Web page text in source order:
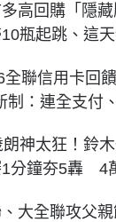
高回購「隱
瓶起跳、這
全聯信用卡回
制：連全支付
朗神太狂！鈴
1分鐘夯5轟 4
大全聯攻父親